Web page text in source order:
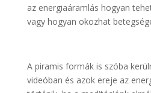
az energiaáramlás hogyan
vagy hogyan okozhat
A piramis formák is szóba
videóban és azok ereje az